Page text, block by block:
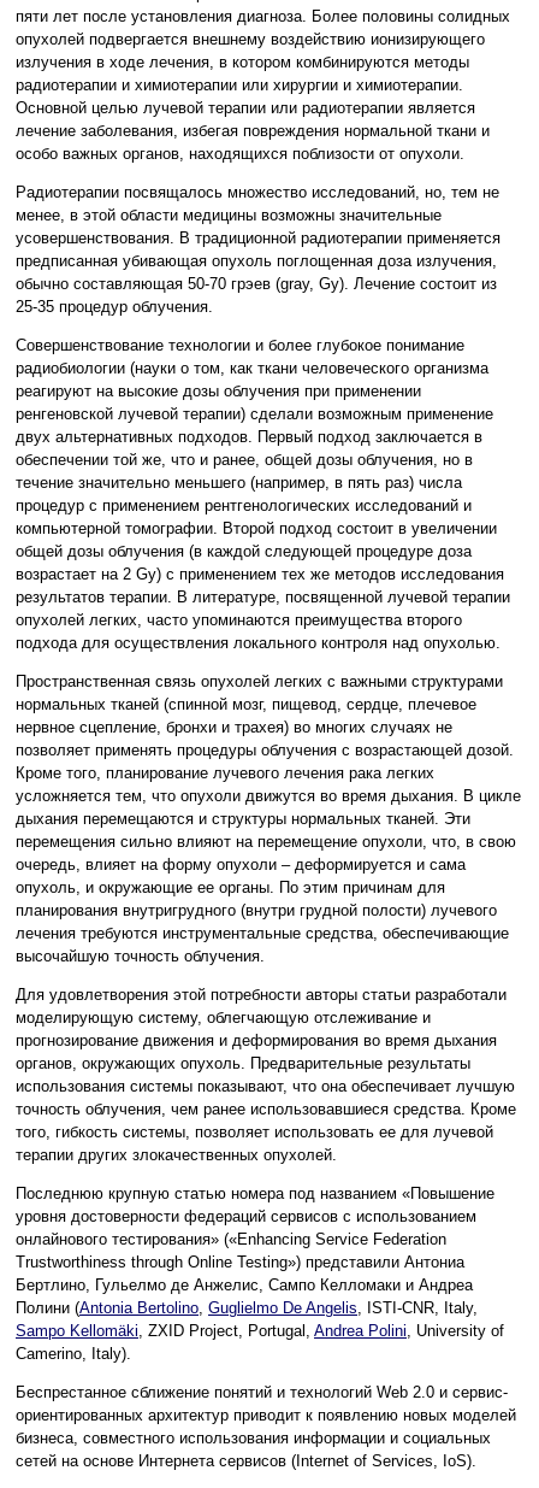
пяти лет после установления диагноза. Более половины солидных
опухолей подвергается внешнему воздействию ионизирующего
излучения в ходе лечения, в котором комбинируются методы
радиотерапии и химиотерапии или хирургии и химиотерапии.
Основной целью лучевой терапии или радиотерапии является
лечение заболевания, избегая повреждения нормальной ткани и
особо важных органов, находящихся поблизости от опухоли.
Радиотерапии посвящалось множество исследований, но, тем не
менее, в этой области медицины возможны значительные
усовершенствования. В традиционной радиотерапии применяется
предписанная убивающая опухоль поглощенная доза излучения,
обычно составляющая 50-70 грэев (gray, Gy). Лечение состоит из
25-35 процедур облучения.
Совершенствование технологии и более глубокое понимание
радиобиологии (науки о том, как ткани человеческого организма
реагируют на высокие дозы облучения при применении
ренгеновской лучевой терапии) сделали возможным применение
двух альтернативных подходов. Первый подход заключается в
обеспечении той же, что и ранее, общей дозы облучения, но в
течение значительно меньшего (например, в пять раз) числа
процедур с применением рентгенологических исследований и
компьютерной томографии. Второй подход состоит в увеличении
общей дозы облучения (в каждой следующей процедуре доза
возрастает на 2 Gy) с применением тех же методов исследования
результатов терапии. В литературе, посвященной лучевой терапии
опухолей легких, часто упоминаются преимущества второго
подхода для осуществления локального контроля над опухолью.
Пространственная связь опухолей легких с важными структурами
нормальных тканей (спинной мозг, пищевод, сердце, плечевое
нервное сцепление, бронхи и трахея) во многих случаях не
позволяет применять процедуры облучения с возрастающей дозой.
Кроме того, планирование лучевого лечения рака легких
усложняется тем, что опухоли движутся во время дыхания. В цикле
дыхания перемещаются и структуры нормальных тканей. Эти
перемещения сильно влияют на перемещение опухоли, что, в свою
очередь, влияет на форму опухоли – деформируется и сама
опухоль, и окружающие ее органы. По этим причинам для
планирования внутригрудного (внутри грудной полости) лучевого
лечения требуются инструментальные средства, обеспечивающие
высочайшую точность облучения.
Для удовлетворения этой потребности авторы статьи разработали
моделирующую систему, облегчающую отслеживание и
прогнозирование движения и деформирования во время дыхания
органов, окружающих опухоль. Предварительные результаты
использования системы показывают, что она обеспечивает лучшую
точность облучения, чем ранее использовавшиеся средства. Кроме
того, гибкость системы, позволяет использовать ее для лучевой
терапии других злокачественных опухолей.
Последнюю крупную статью номера под названием «Повышение
уровня достоверности федераций сервисов с использованием
онлайнового тестирования» («Enhancing Service Federation
Trustworthiness through Online Testing») представили Антониа
Бертлино, Гульелмо де Анжелис, Сампо Келломаки и Андреа
Полини (Antonia Bertolino Guglielmo De Angelis , ISTI-CNR, Italy,
Sampo Kellomäki , ZXID Project, Portugal, Andrea Polini , University of
Camerino, Italy).
Беспрестанное сближение понятий и технологий Web 2.0 и сервис-
ориентированных архитектур приводит к появлению новых моделей
бизнеса, совместного использования информации и социальных
сетей на основе Интернета сервисов (Internet of Services, IoS).